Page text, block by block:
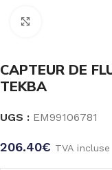
CAPTEUR DE
TEKBA
UGS : EM99106781
206.40€ TVA incluse